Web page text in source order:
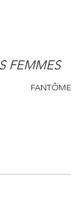
FEMMES
FANTÔME